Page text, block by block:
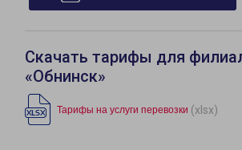
Скачать тарифы для
«Обнинск»
Тарифы на услуги перевозки (xlsx)